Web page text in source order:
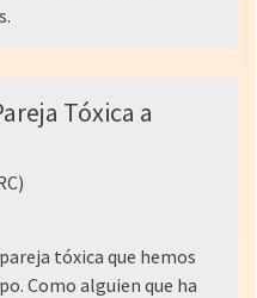
Tóxica a
tóxica que hemos
Como alguien que ha